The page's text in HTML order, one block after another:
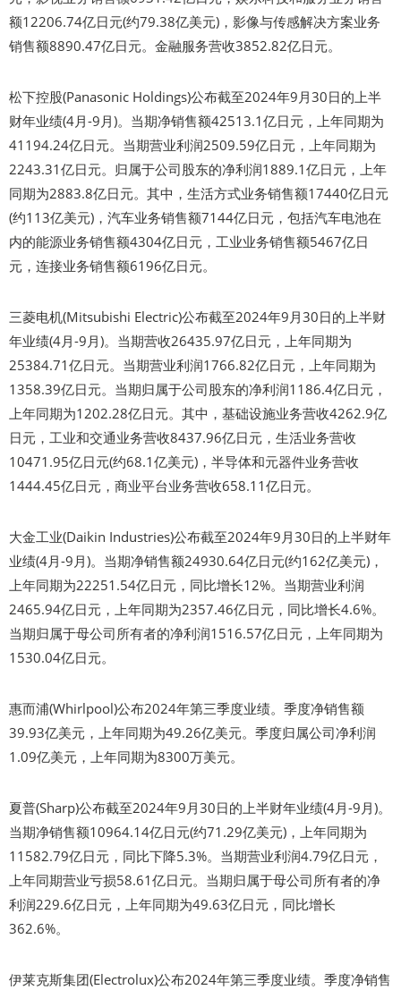
额12206.74亿日元(约79.38亿美元)，影像与传感解决方案业务
销售额8890.47亿日元。金融服务营收3852.82亿日元。
松下控股(Panasonic Holdings)公布截至2024年9月30日的上半
财年业绩(4月-9月)。当期净销售额42513.1亿日元，上年同期为
41194.24亿日元。当期营业利润2509.59亿日元，上年同期为
2243.31亿日元。归属于公司股东的净利润1889.1亿日元，上年
同期为2883.8亿日元。其中，生活方式业务销售额17440亿日元
(约113亿美元)，汽车业务销售额7144亿日元，包括汽车电池在
内的能源业务销售额4304亿日元，工业业务销售额5467亿日
元，连接业务销售额6196亿日元。
三菱电机(Mitsubishi Electric)公布截至2024年9月30日的上半财
年业绩(4月-9月)。当期营收26435.97亿日元，上年同期为
25384.71亿日元。当期营业利润1766.82亿日元，上年同期为
1358.39亿日元。当期归属于公司股东的净利润1186.4亿日元，
上年同期为1202.28亿日元。其中，基础设施业务营收4262.9亿
日元，工业和交通业务营收8437.96亿日元，生活业务营收
10471.95亿日元(约68.1亿美元)，半导体和元器件业务营收
1444.45亿日元，商业平台业务营收658.11亿日元。
大金工业(Daikin Industries)公布截至2024年9月30日的上半财年
业绩(4月-9月)。当期净销售额24930.64亿日元(约162亿美元)，
上年同期为22251.54亿日元，同比增长12%。当期营业利润
2465.94亿日元，上年同期为2357.46亿日元，同比增长4.6%。
当期归属于母公司所有者的净利润1516.57亿日元，上年同期为
1530.04亿日元。
惠而浦(Whirlpool)公布2024年第三季度业绩。季度净销售额
39.93亿美元，上年同期为49.26亿美元。季度归属公司净利润
1.09亿美元，上年同期为8300万美元。
夏普(Sharp)公布截至2024年9月30日的上半财年业绩(4月-9月)。
当期净销售额10964.14亿日元(约71.29亿美元)，上年同期为
11582.79亿日元，同比下降5.3%。当期营业利润4.79亿日元，
上年同期营业亏损58.61亿日元。当期归属于母公司所有者的净
利润229.6亿日元，上年同期为49.63亿日元，同比增长
362.6%。
伊莱克斯集团(Electrolux)公布2024年第三季度业绩。季度净销售